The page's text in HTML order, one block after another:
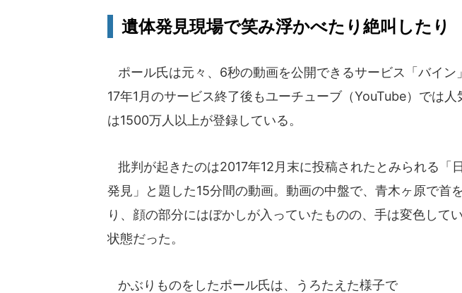
遺体発見現場で笑み浮かべたり絶叫したり
ポール氏は元々、6秒の動画を公開できるサービス「バイン
17年1月のサービス終了後もユーチューブ（YouTube）では
は1500万人以上が登録している。
批判が起きたのは2017年12月末に投稿されたとみられる「
発見」と題した15分間の動画。動画の中盤で、青木ヶ原で首
り、顔の部分にはぼかしが入っていたものの、手は変色して
状態だった。
かぶりものをしたポール氏は、うろたえた様子で